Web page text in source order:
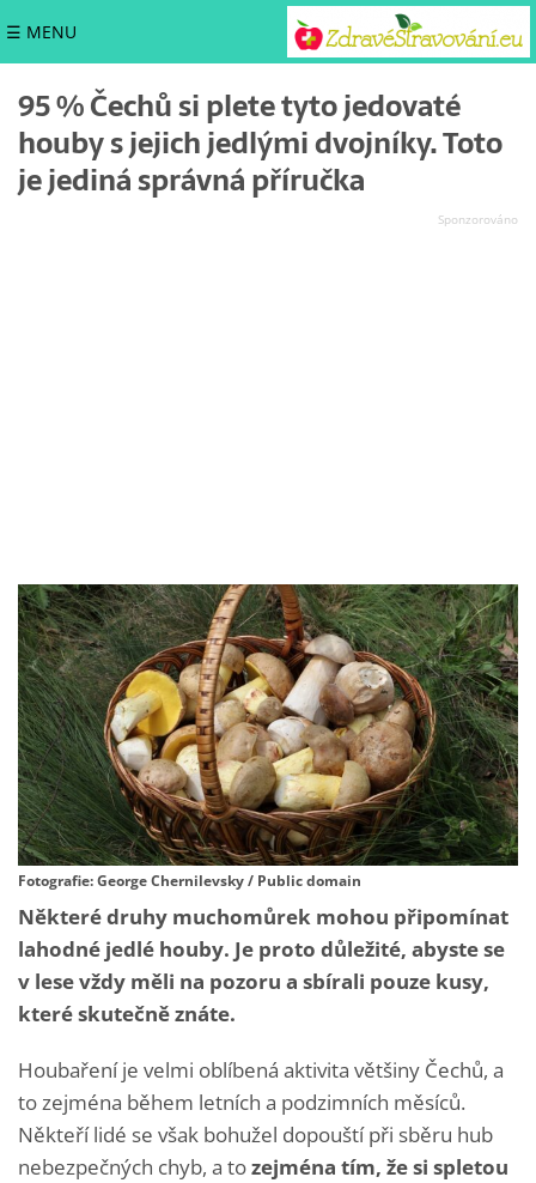
☰ MENU
95 % Čechů si plete tyto jedovaté
houby s jejich jedlými dvojníky. Toto
je jediná správná příručka
Fotografie: George Chernilevsky / Public domain
Některé druhy muchomůrek mohou připomínat
lahodné jedlé houby. Je proto důležité, abyste se
v lese vždy měli na pozoru a sbírali pouze kusy,
které skutečně znáte.
Houbaření je velmi oblíbená aktivita většiny Čechů, a
to zejména během letních a podzimních měsíců.
Někteří lidé se však bohužel dopouští při sběru hub
nebezpečných chyb, a tozejména tím, že si spletou